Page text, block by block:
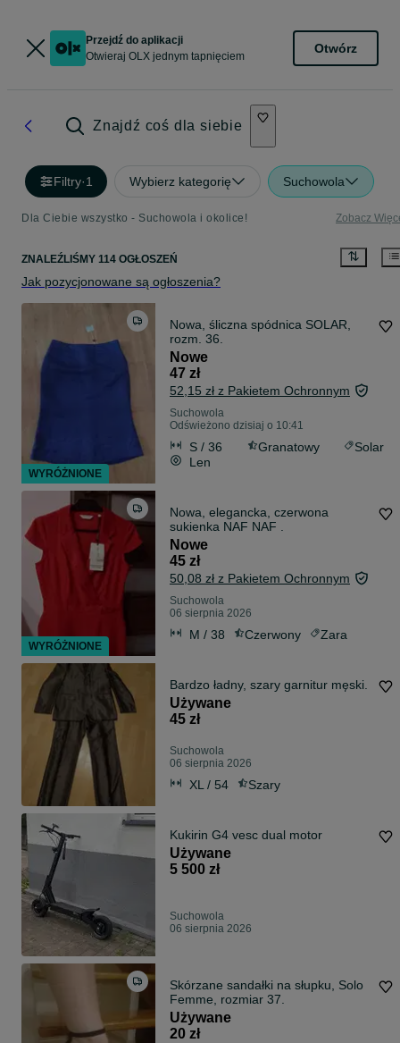
Przejdź do aplikacji
Otwieraj OLX jednym tapnięciem
Otwórz
Znajdź coś dla siebie
Filtry·1 Wybierz kategorię Suchowola
Dla Ciebie wszystko - Suchowola i okolice! Zobacz
ZNALEŹLIŚMY 114 OGŁOSZEŃ
Jak pozycjonowane są ogłoszenia?
Nowa, śliczna spódnica SOLAR,
rozm. 36.
Nowe
47 zł
52,15 zł z Pakietem Ochronnym
Suchowola
Odświeżono dzisiaj o 10:41
S / 36 Granatowy
Solar
Len
Nowa, elegancka, czerwona
sukienka NAF NAF .
Nowe
45 zł
50,08 zł z Pakietem Ochronnym
Suchowola
06 sierpnia 2026
M / 38 Czerwony Zara
Bardzo ładny, szary garnitur męski.
Używane
45 zł
Suchowola
06 sierpnia 2026
XL / 54 Szary
Kukirin G4 vesc dual motor
Używane
5 500 zł
Suchowola
06 sierpnia 2026
Skórzane sandałki na słupku, Solo
Femme, rozmiar 37.
Używane
20 zł
WYRÓŻNIONE
WYRÓŻNIONE